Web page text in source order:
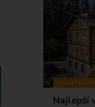
Najlepší